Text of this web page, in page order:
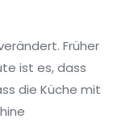
Früher
ist es, dass
die Küche mit